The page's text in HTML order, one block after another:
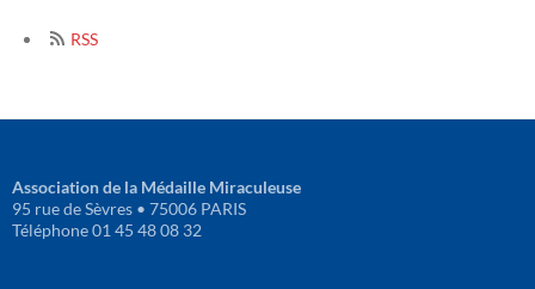
RSS
Association de la Médaille Miraculeuse
95 rue de Sèvres • 75006 PARIS
Téléphone 01 45 48 08 32